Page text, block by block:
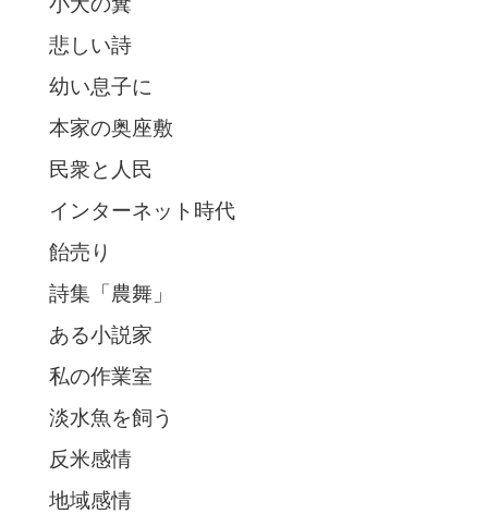
悲しい詩
幼い息子に
本家の奥座敷
民衆と人民
インターネット時代
飴売り
詩集「農舞」
ある小説家
私の作業室
淡水魚を飼う
反米感情
地域感情